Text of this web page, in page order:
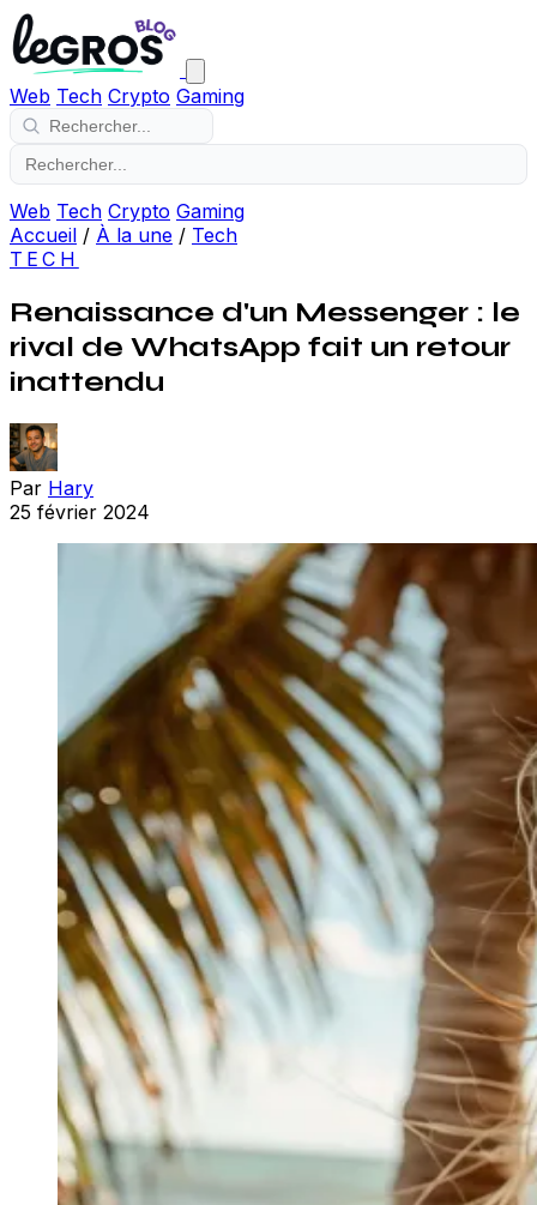
Web Tech Crypto Gaming
Web Tech Crypto Gaming
Accueil / À la une / Tech
TECH
Renaissance d'un Messenger : le
rival de WhatsApp fait un retour
inattendu
Par Hary
25 février 2024